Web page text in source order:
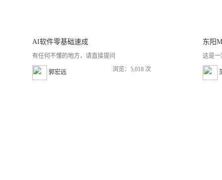
AI软件零基础速成
有任何不懂的地方，请直接提问
郭宏远 浏览：5,018 次
东阳
这是一